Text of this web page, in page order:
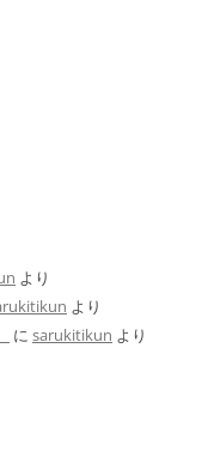
より
より
に sarukitikun より